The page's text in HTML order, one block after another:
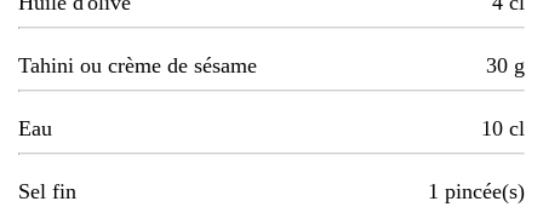
Tahini ou crème de sésame 30 g
Eau 10 cl
Sel fin 1 pincée(s)